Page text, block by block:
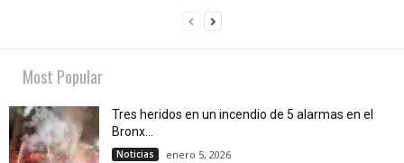
Most Popular
Tres heridos en un incendio de 5 alarmas en el
Bronx...
Noticias enero 5, 2026